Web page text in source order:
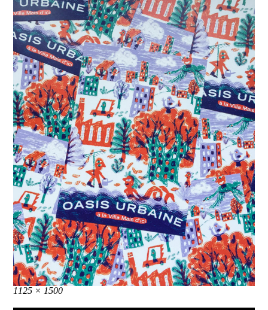
Taille
réelle
1125 × 1500